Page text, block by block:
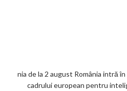
nia de la 2 august România intră
cadrului european pentru